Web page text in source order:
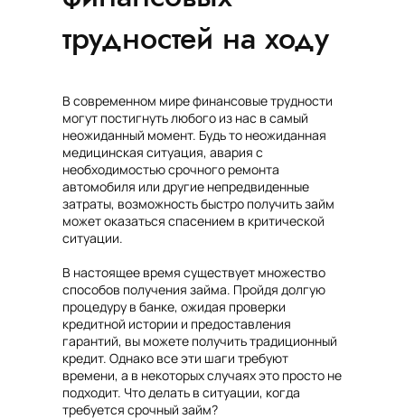
трудностей на ходу
В современном мире финансовые трудности
могут постигнуть любого из нас в самый
неожиданный момент. Будь то неожиданная
медицинская ситуация, авария с
необходимостью срочного ремонта
автомобиля или другие непредвиденные
затраты, возможность быстро получить займ
может оказаться спасением в критической
ситуации.
В настоящее время существует множество
способов получения займа. Пройдя долгую
процедуру в банке, ожидая проверки
кредитной истории и предоставления
гарантий, вы можете получить традиционный
кредит. Однако все эти шаги требуют
времени, а в некоторых случаях это просто не
подходит. Что делать в ситуации, когда
требуется срочный займ?